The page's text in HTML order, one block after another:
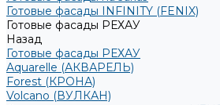
Готовые фасады INFINITY (FENIX)
Готовые фасады РЕХАУ
Назад
Готовые фасады РЕХАУ
Aquarelle (АКВАРЕЛЬ)
Forest (КРОНА)
Volcano (ВУЛКАН)